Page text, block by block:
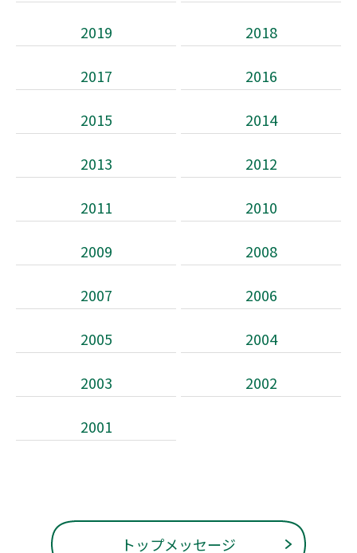
2019 2018
2017 2016
2015 2014
2013 2012
2011 2010
2009 2008
2007 2006
2005 2004
2003 2002
2001
トップメッセージ